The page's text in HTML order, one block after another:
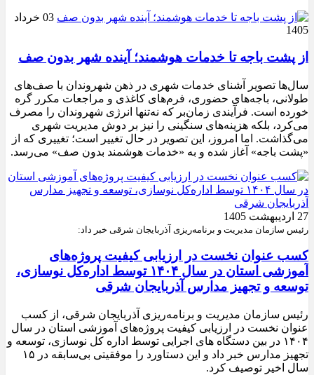
03 خرداد
1405
از پشت باجه تا خدمات هوشمند؛ آینده شهر بدون صف
سال‌ها تصویر آشنای خدمات شهری در ذهن شهروندان با صف‌های
طولانی، باجه‌های حضوری، فرم‌های کاغذی و مراجعات مکرر گره
خورده است. فرآیندی زمان‌بر که نه‌تنها انرژی شهروندان را مصرف
می‌کرد، بلکه هزینه‌های سنگینی را نیز بر دوش مدیریت شهری
می‌گذاشت. اما امروز، این تصویر در حال تغییر است؛ تغییری که از
«پشت باجه» آغاز شده و به «خدمات هوشمند بدون صف» می‌رسد.
27 اردیبهشت 1405
رئیس سازمان مدیریت و برنامه‌ریزی آذربایجان شرقی خبر داد:
کسب عنوان نخست در ارزیابی کیفیت پروژه‌های
آموزشی استان در سال ۱۴۰۴ توسط اداره‌کل نوسازی،
توسعه و تجهیز مدارس آذربایجان شرقی
رئیس سازمان مدیریت و برنامه‌ریزی آذربایجان شرقی، از کسب
عنوان نخست در ارزیابی کیفیت پروژه‌های آموزشی استان در سال
۱۴۰۴ در بین دستگاه های اجرایی توسط اداره کل نوسازی، توسعه و
تجهیز مدارس خبر داد و این دستاورد را موفقیتی بی‌سابقه در ۱۵
سال اخیر توصیف کرد.